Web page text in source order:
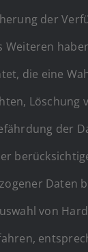
der
Weiteren
die eine
Löschung
der
Daten
von